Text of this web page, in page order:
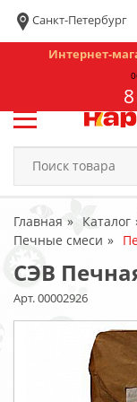
Санкт-Петербург
Интернет-
Главная Каталог
Печные смеси
СЭВ
Арт. 00002926